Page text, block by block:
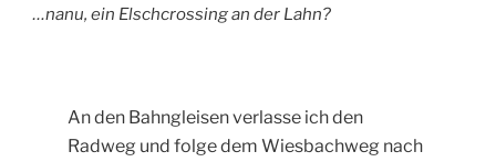
…nanu, ein Elschcrossing an der Lahn?
An den Bahngleisen verlasse ich den
Radweg und folge dem Wiesbachweg nach